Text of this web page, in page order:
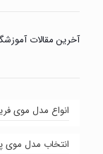
آخرین مقالات
انواع مدل موی
انتخاب مدل موی